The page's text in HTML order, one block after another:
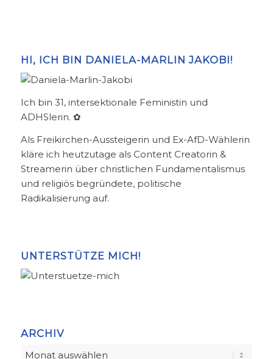
HI, ICH BIN DANIELA-MARLIN JAKOBI!
Ich bin 31, intersektionale Feministin und
ADHSlerin. ✿
Als Freikirchen-Aussteigerin und Ex-AfD-Wählerin
kläre ich heutzutage als Content Creatorin &
Streamerin über christlichen Fundamentalismus
und religiös begründete, politische
Radikalisierung auf.
UNTERSTÜTZE MICH!
ARCHIV